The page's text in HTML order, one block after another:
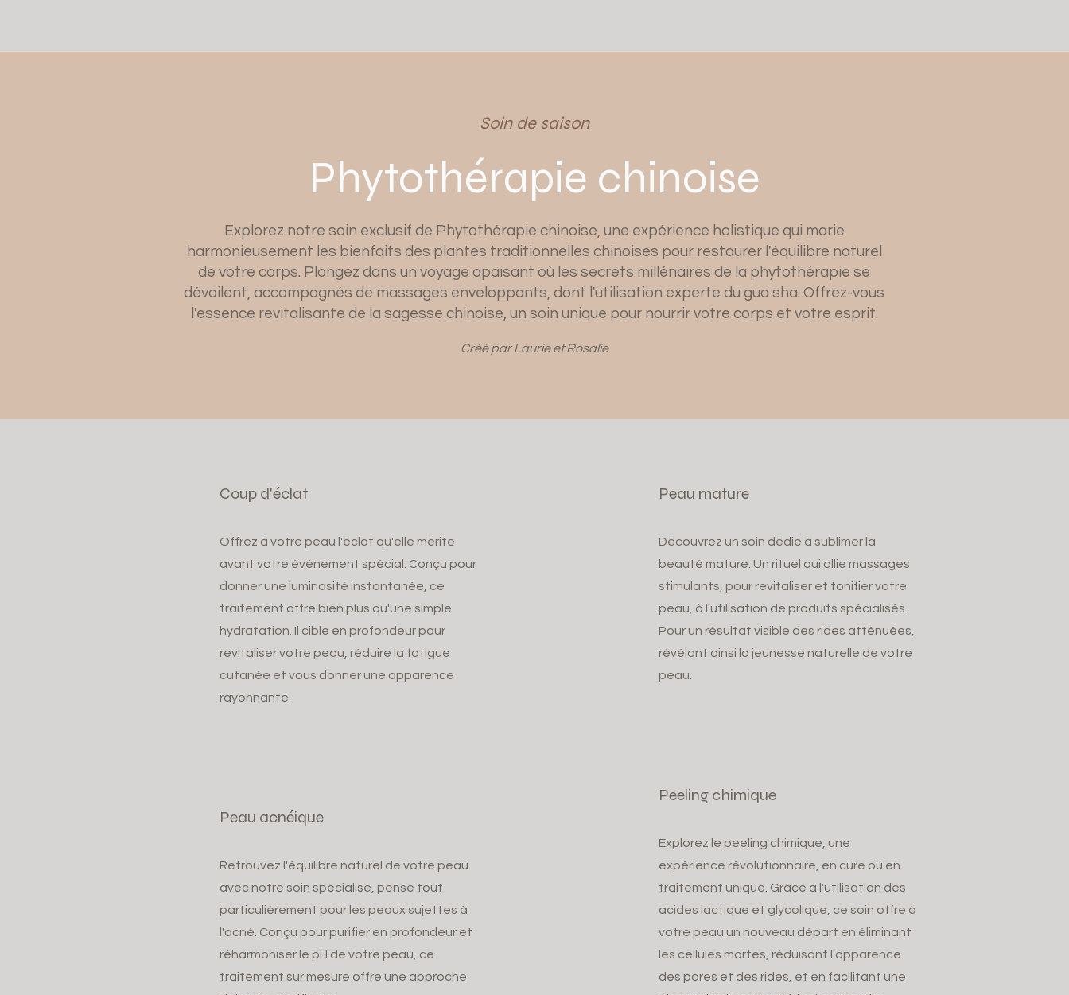
Soin de saison
Phytothérapie chinoise
Explorez notre soin exclusif de Phytothérapie chinoise, une expérience holistique qui marie
harmonieusement les bienfaits des plantes traditionnelles chinoises pour restaurer l'équilibre naturel
de votre corps. Plongez dans un voyage apaisant où les secrets millénaires de la phytothérapie se
dévoilent, accompagnés de massages enveloppants, dont l'utilisation experte du gua sha. Offrez-vous
l'essence revitalisante de la sagesse chinoise, un soin unique pour nourrir votre corps et votre esprit.
Créé par Laurie et Rosalie
Coup d'éclat
Offrez à votre peau l'éclat qu'elle mérite
avant votre événement spécial. Conçu pour
donner une luminosité instantanée, ce
traitement offre bien plus qu'une simple
hydratation. Il cible en profondeur pour
revitaliser votre peau, réduire la fatigue
cutanée et vous donner une apparence
rayonnante.
Peau acnéique
Retrouvez l'équilibre naturel de votre peau
avec notre soin spécialisé, pensé tout
particulièrement pour les peaux sujettes à
l'acné. Conçu pour purifier en profondeur et
réharmoniser le pH de votre peau, ce
traitement sur mesure offre une approche
Peau mature
Découvrez un soin dédié à sublimer la
beauté mature. Un rituel qui allie massages
stimulants, pour revitaliser et tonifier votre
peau, à l'utilisation de produits spécialisés.
Pour un résultat visible des rides atténuées,
révélant ainsi la jeunesse naturelle de votre
peau.
Peeling chimique
Explorez le peeling chimique, une
expérience révolutionnaire, en cure ou en
traitement unique. Grâce à l'utilisation des
acides lactique et glycolique, ce soin offre à
votre peau un nouveau départ en éliminant
les cellules mortes, réduisant l'apparence
des pores et des rides, et en facilitant une